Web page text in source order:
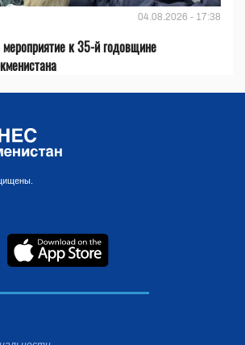
04.08.2026 - 17:38
к 35-й годовщине